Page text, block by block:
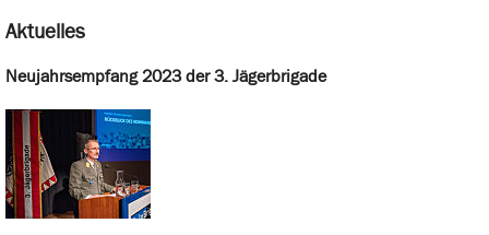
Aktuelles
Neujahrsempfang 2023 der 3. Jägerbrigade